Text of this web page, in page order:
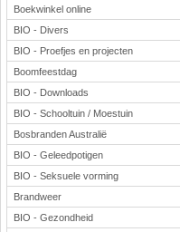
Boekwinkel online
BIO - Divers
BIO - Proefjes en projecten
Boomfeestdag
BIO - Downloads
BIO - Schooltuin / Moestuin
Bosbranden Australië
BIO - Geleedpotigen
BIO - Seksuele vorming
Brandweer
BIO - Gezondheid